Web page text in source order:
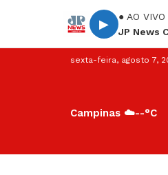
▶
● AO VIVO
JP News
sexta-feira, agosto 7,
Campinas ☁️--°C